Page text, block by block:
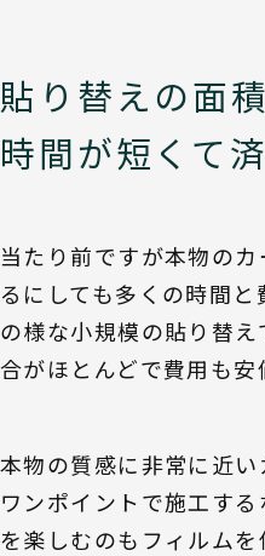
貼り替えの面
時間が短くて済
当たり前ですが本物の
るにしても多くの時間
の様な小規模の貼り替
合がほとんどで費用も安
本物の質感に非常に近
ワンポイントで施工す
を楽しむのもフィルム